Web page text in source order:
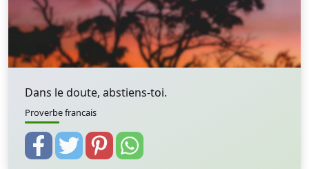
Dans le doute, abstiens-toi.
Proverbe francais